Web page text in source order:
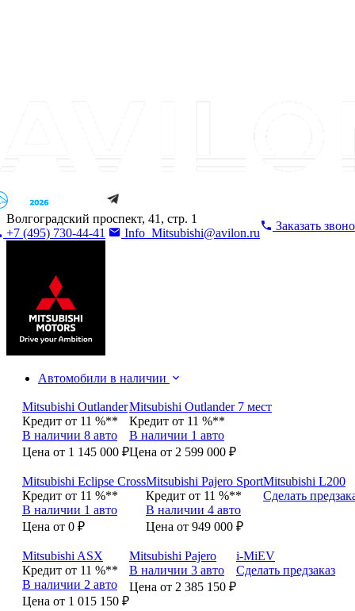
Волгоградский проспект, 41, стр. 1
+7 (495) 730-44-41
Info_Mitsubishi@avilon.ru
Заказать
Автомобили в наличии
Mitsubishi Outlander
Кредит от 11 %**
В наличии 8 авто
Цена от 1 145 000 ₽
Mitsubishi Outlander 7 мест
Кредит от 11 %**
В наличии 1 авто
Цена от 2 599 000 ₽
Mitsubishi Eclipse Cross
Кредит от 11 %**
В наличии 1 авто
Цена от 0 ₽
Mitsubishi Pajero Sport
Кредит от 11 %**
В наличии 4 авто
Цена от 949 000 ₽
Mitsubishi L200
Сделать
Mitsubishi ASX
Кредит от 11 %**
В наличии 2 авто
Цена от 1 015 150 ₽
Mitsubishi Pajero
В наличии 3 авто
Цена от 2 385 150 ₽
i-MiEV
Сделать предзаказ